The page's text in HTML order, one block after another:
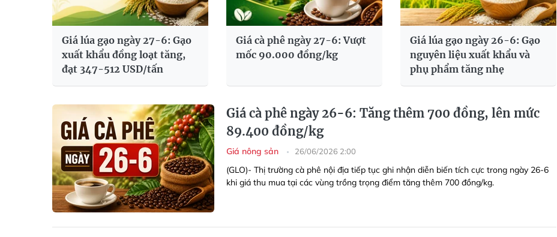
Giá lúa gạo ngày 27-6: Gạo
xuất khẩu đồng loạt tăng,
đạt 347-512 USD/tấn
Giá cà phê ngày 27-6: Vượt
mốc 90.000 đồng/kg
Giá lúa gạo ngày 26-6: Gạo
nguyên liệu xuất khẩu và
phụ phẩm tăng nhẹ
Giá cà phê ngày 26-6: Tăng thêm 700 đồng, lên mức
89.400 đồng/kg
Giá nông sản 26/06/2026 2:00
(GLO)- Thị trường cà phê nội địa tiếp tục ghi nhận diễn biến tích cực trong ngày 26-6
khi giá thu mua tại các vùng trồng trọng điểm tăng thêm 700 đồng/kg.